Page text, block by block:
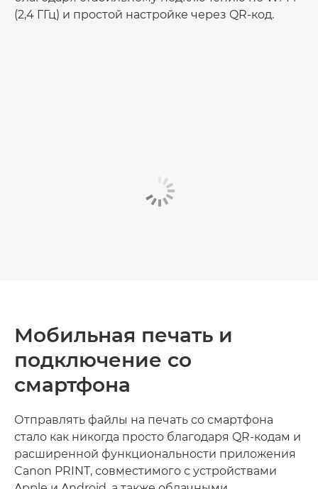
(2,4 ГГц) и простой настройке через QR-код.
Мобильная печать и
подключение со
смартфона
Отправлять файлы на печать со смартфона
стало как никогда просто благодаря QR-кодам и
расширенной функциональности приложения
Canon PRINT, совместимого с устройствами